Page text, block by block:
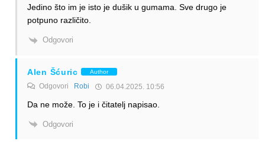
Jedino što im je isto je dušik u gumama. Sve drugo je
potpuno različito.
Odgovori
Alen Šćuric Author
Odgovori Robi 06.04.2025. 10:56
Da ne može. To je i čitatelj napisao.
Odgovori